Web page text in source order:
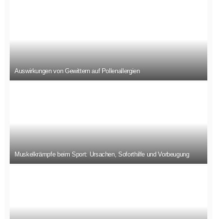
Auswirkungen von Gewittern auf Pollenallergien
Muskelkrämpfe beim Sport: Ursachen, Soforthilfe und Vorbeugung